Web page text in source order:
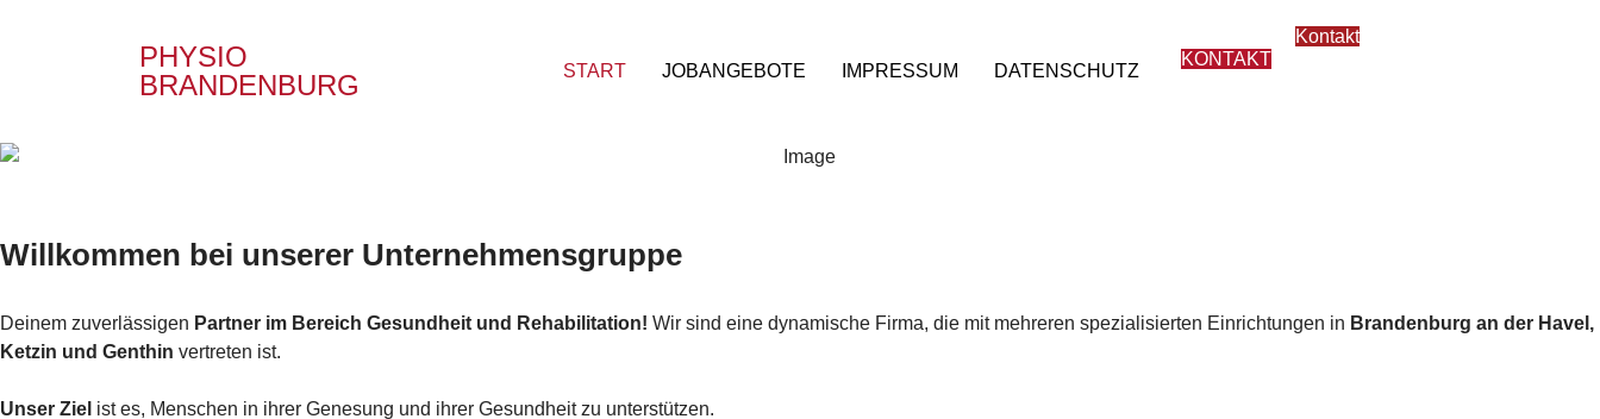
PHYSIO
BRANDENBURG
START JOBANGEBOTE IMPRESSUM DATENSCHUTZ
KONTAKT
Kontakt
Willkommen bei unserer Unternehmensgruppe
Deinem zuverlässigen Partner im Bereich Gesundheit und Rehabilitation! Wir sind eine dynamische Firma, die mit mehreren spezialisierten Einrichtungen in Brandenburg an der Havel,
Ketzin und Genthin vertreten ist.
Unser Ziel ist es, Menschen in ihrer Genesung und ihrer Gesundheit zu unterstützen.